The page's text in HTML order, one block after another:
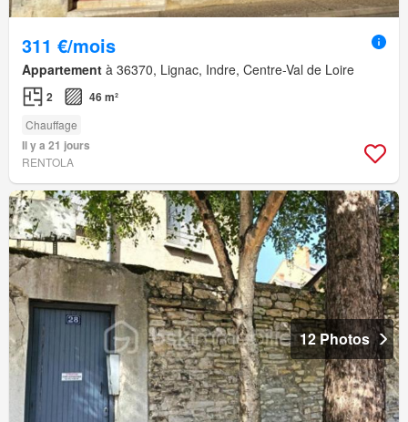
311 €/mois
Appartement à 36370, Lignac, Indre, Centre-Val de Loire
2 46 m²
Chauffage
Il y a 21 jours
RENTOLA
12 Photos